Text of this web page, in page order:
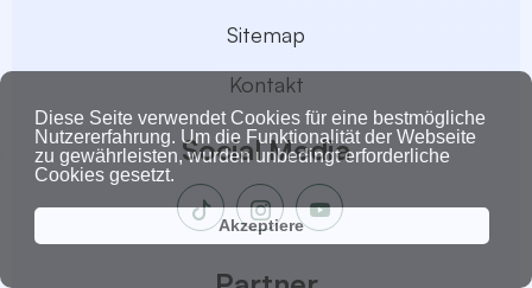
Diese Seite verwendet Cookies für eine bestmögliche
Nutzererfahrung. Um die Funktionalität der Webseite
zu gewährleisten, wurden unbedingt erforderliche
Cookies gesetzt.
Akzeptiere
Sitemap
Kontakt
Social Media